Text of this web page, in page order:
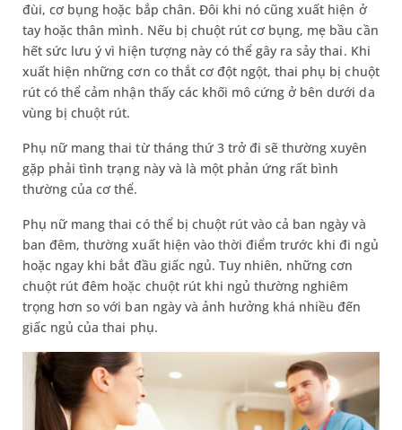
đùi, cơ bụng hoặc bắp chân. Đôi khi nó cũng xuất hiện ở
tay hoặc thân mình. Nếu bị chuột rút cơ bụng, mẹ bầu cần
hết sức lưu ý vì hiện tượng này có thể gây ra sảy thai. Khi
xuất hiện những cơn co thắt cơ đột ngột, thai phụ bị chuột
rút có thể cảm nhận thấy các khối mô cứng ở bên dưới da
vùng bị chuột rút.
Phụ nữ mang thai từ tháng thứ 3 trở đi sẽ thường xuyên
gặp phải tình trạng này và là một phản ứng rất bình
thường của cơ thể.
Phụ nữ mang thai có thể bị chuột rút vào cả ban ngày và
ban đêm, thường xuất hiện vào thời điểm trước khi đi ngủ
hoặc ngay khi bắt đầu giấc ngủ. Tuy nhiên, những cơn
chuột rút đêm hoặc chuột rút khi ngủ thường nghiêm
trọng hơn so với ban ngày và ảnh hưởng khá nhiều đến
giấc ngủ của thai phụ.